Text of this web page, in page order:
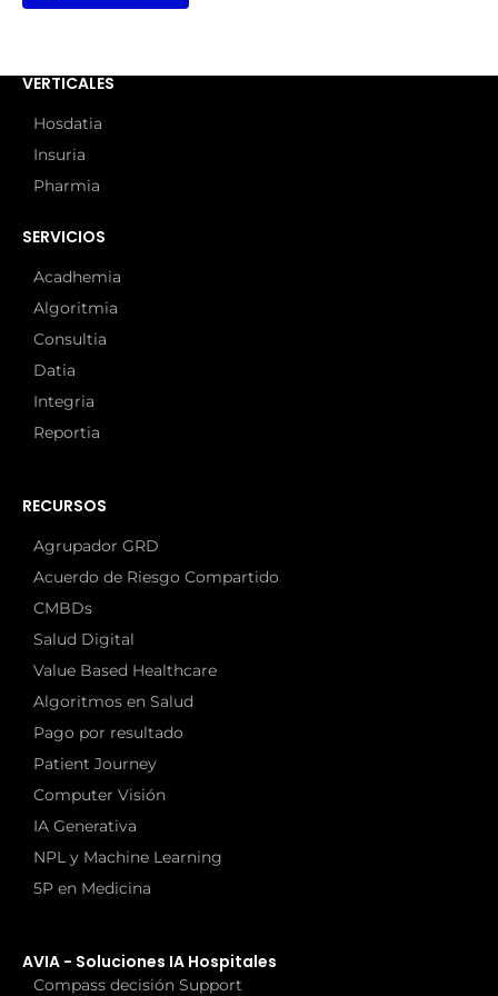
VERTICALES
Hosdatia
Insuria
Pharmia
SERVICIOS
Acadhemia
Algoritmia
Consultia
Datia
Integria
Reportia
RECURSOS
Agrupador GRD
Acuerdo de Riesgo Compartido
CMBDs
Salud Digital
Value Based Healthcare
Algoritmos en Salud
Pago por resultado
Patient Journey
Computer Visión
IA Generativa
NPL y Machine Learning
5P en Medicina
AVIA - Soluciones IA Hospitales
Compass decisión Support